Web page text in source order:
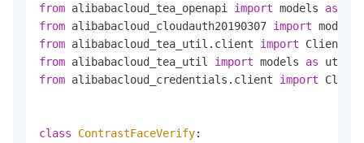
from alibabacloud_tea_openapi import models as
from alibabacloud_cloudauth20190307 import models
from alibabacloud_tea_util.client import Client
from alibabacloud_tea_util import models as
from alibabacloud_credentials.client import
class ContrastFaceVerify: